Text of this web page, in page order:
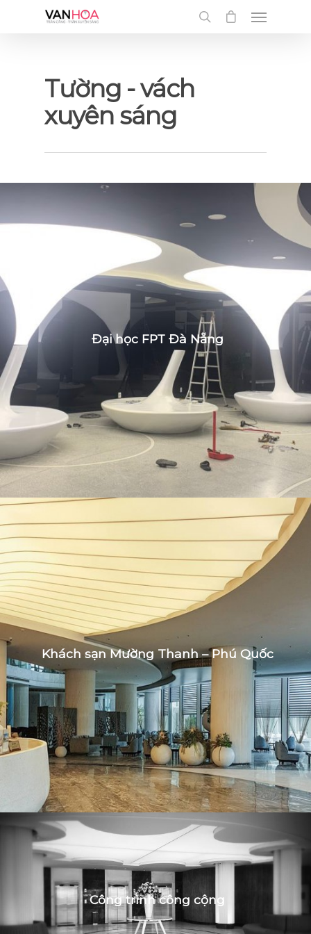
UA-126034232-1
Tường - vách
xuyên sáng
Đại học FPT Đà Nẵng
Khách sạn Mường Thanh – Phú Quốc
Công trình công cộng